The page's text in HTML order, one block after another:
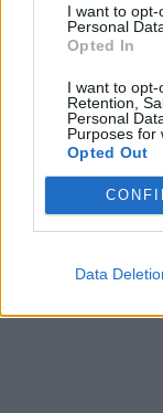
I want to
Personal
Opted In
I want to opt-
Retention,
Personal
Purposes for
Opted Out
Data